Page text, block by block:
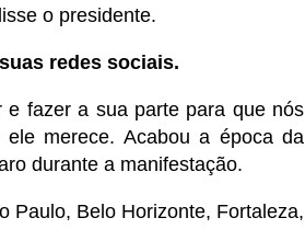
o presidente.
redes sociais.
e fazer a sua parte para que nós
merece. Acabou a época da
durante a manifestação.
Paulo, Belo Horizonte, Fortaleza,